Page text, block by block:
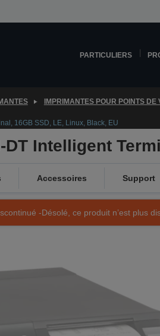
PARTICULIERS
IMPRIMANTES POUR POINTS DE
16GB SSD, LE, Linux, Black, EU
DT Intelligent
Accessoires Support
-Désolé, ce produit n’est plus